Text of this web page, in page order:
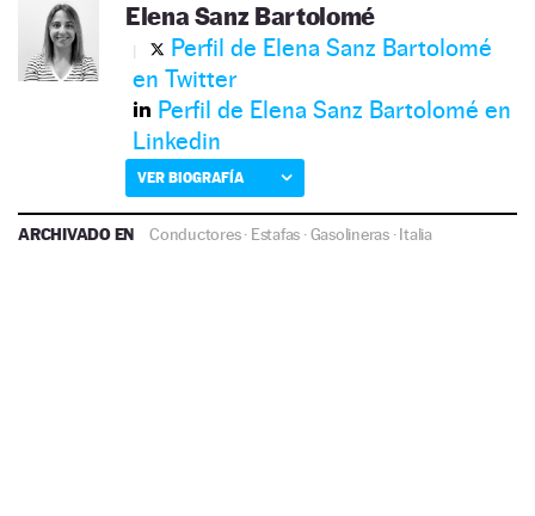
Elena Sanz Bartolomé
Perfil de Elena Sanz Bartolomé
en Twitter
Perfil de Elena Sanz Bartolomé en
Linkedin
VER BIOGRAFÍA
ARCHIVADO EN Conductores· Estafas ·Gasolineras ·Italia